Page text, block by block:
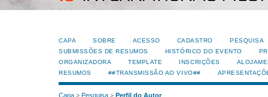
CAPA SOBRE ACESSO CADASTRO
PESQUISA
SUBMISSÕES DE RESUMOS
HISTÓRICO DO EVENTO
ORGANIZADORA
TEMPLATE INSCRIÇÕES
RESUMOS
##TRANSMISSÃO AO VIVO##
Capa > Pesquisa > Perfil do Autor